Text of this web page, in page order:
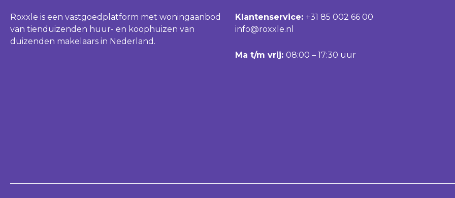
Roxxle is een vastgoedplatform met woningaanbod
van tienduizenden huur- en koophuizen van
duizenden makelaars in Nederland.
Klantenservice: +31 85 002 66 00
info@roxxle.nl
Ma t/m vrij: 08:00 – 17:30 uur